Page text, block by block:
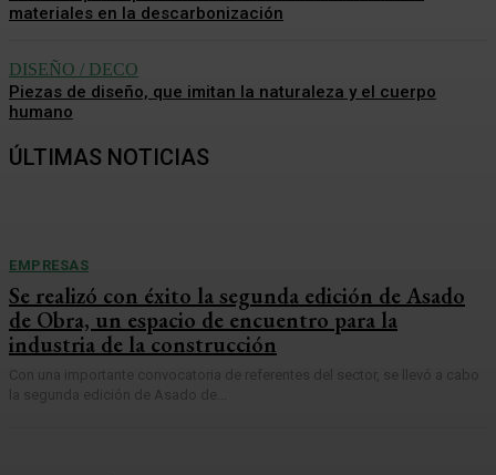
materiales en la descarbonización
DISEÑO / DECO
Piezas de diseño, que imitan la naturaleza y el cuerpo
humano
ÚLTIMAS NOTICIAS
EMPRESAS
Se realizó con éxito la segunda edición de Asado
de Obra, un espacio de encuentro para la
industria de la construcción
Con una importante convocatoria de referentes del sector, se llevó a cabo
la segunda edición de Asado de...